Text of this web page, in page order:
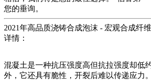
您的垂询。
2021年高品质浇铸合成泡沫 - 宏观合成纤
详情：
混凝土是一种抗压强度高但抗拉强度却低
外，它还具有脆性，开裂后难以传递应力